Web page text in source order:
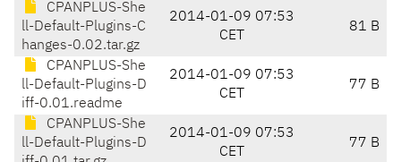
CPANPLUS-She
ll-Default-Plugins-C
hanges-0.02.tar.gz
2014-01-09 07:53
CET
81 B
CPANPLUS-She
ll-Default-Plugins-D
iff-0.01.readme
2014-01-09 07:53
CET
77 B
CPANPLUS-She
ll-Default-Plugins-D
2014-01-09 07:53
CET
77 B